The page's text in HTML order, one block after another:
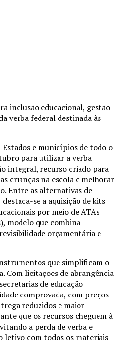
inclusão educacional, gestão
verba federal destinada às
e municípios de todo o
para utilizar a verba
integral, recurso criado para
crianças na escola e melhorar
Entre as alternativas de
se a aquisição de kits
por meio de ATAs
modelo que combina
orçamentária e
que simplificam o
Com licitações de abrangência
de educação
comprovada, com preços
reduzidos e maior
que os recursos cheguem à
a perda de verba e
letivo com todos os materiais